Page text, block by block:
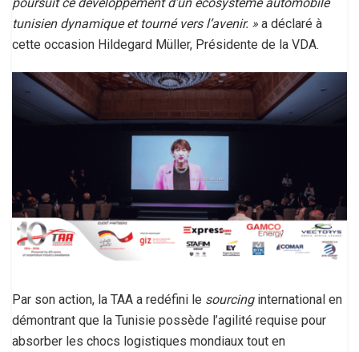
tunisien dynamique et tourné vers l’avenir. » a déclaré à
cette occasion Hildegard Müller, Présidente de la VDA.
Par son action, la TAA a redéfini le sourcinginternational en
démontrant que la Tunisie possède l’agilité requise pour
absorber les chocs logistiques mondiaux tout en